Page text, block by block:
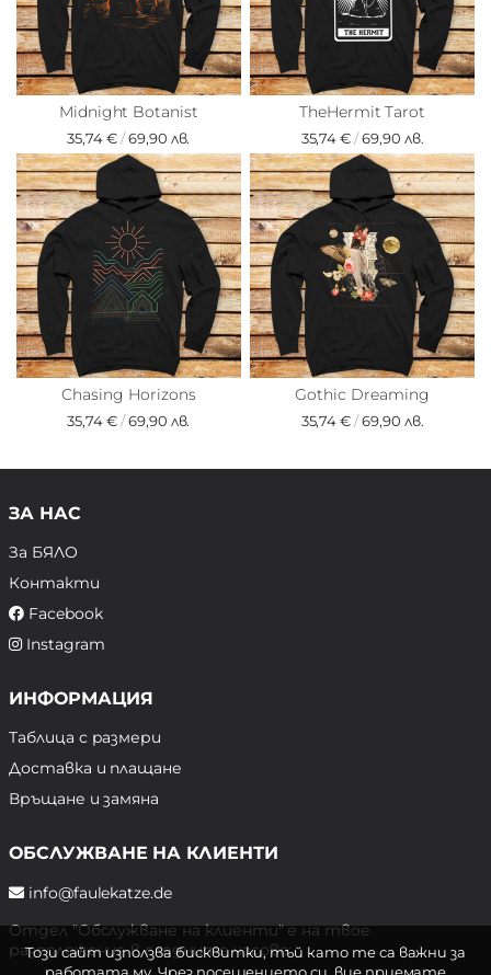
Midnight Botanist
35,74 €/69,90 лв.
TheHermit Tarot
35,74 €/69,90 лв.
Chasing Horizons
35,74 €/69,90 лв.
Gothic Dreaming
35,74 €/69,90 лв.
ЗА НАС
За БЯЛО
Контакти
Facebook
Instagram
ИНФОРМАЦИЯ
Таблица с размери
Доставка и плащане
Връщане и замяна
ОБСЛУЖВАНЕ НА КЛИЕНТИ
info@faulekatze.de
Отдел "Обслужване на клиенти" е на твое
разположение в следните часове:
Този сайт използва бисквитки, тъй като те са важни за